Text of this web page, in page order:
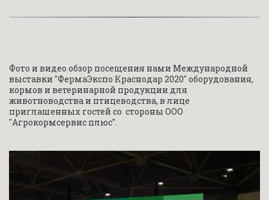
Фото и видео обзор посещения нами Международной
выставки "ФермаЭкспо Краснодар 2020" оборудования,
кормов и ветеринарной продукции для
животноводства и птицеводства, в лице
приглашенных гостей со  стороны ООО
"Агрокормсервис плюс".